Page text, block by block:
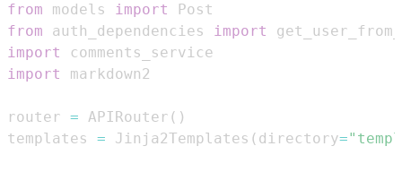
from models import
from auth_dependencies import
import
import
router = APIRouter ( )
templates = Jinja2Templates ( directory=